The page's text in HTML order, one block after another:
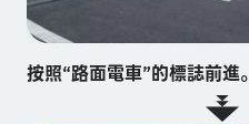
按照“路面電車”的標誌前進。